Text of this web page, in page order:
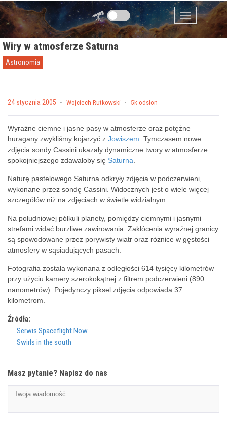
Przejdź do zawartości
Menu
Wiry w atmosferze Saturna
Astronomia
Posted on
24 stycznia 2005 by Wojciech Rutkowski 5k odsłon
Wyraźne ciemne i jasne pasy w atmosferze oraz potężne
huragany zwykliśmy kojarzyć z Jowiszem . Tymczasem nowe
zdjęcia sondy Cassini ukazały dynamiczne twory w atmosferze
spokojniejszego zdawałoby się Saturna
Naturę pastelowego Saturna odkryły zdjęcia w podczerwieni,
wykonane przez sondę Cassini. Widocznych jest o wiele więcej
szczegółów niż na zdjęciach w świetle widzialnym.
Na południowej półkuli planety, pomiędzy ciemnymi i jasnymi
strefami widać burzliwe zawirowania. Zakłócenia wyraźnej granicy
są spowodowane przez porywisty wiatr oraz różnice w gęstości
atmosfery w sąsiadujących pasach.
Fotografia została wykonana z odległości 614 tysięcy kilometrów
przy użyciu kamery szerokokątnej z filtrem podczerwieni (890
nanometrów). Pojedynczy piksel zdjęcia odpowiada 37
kilometrom.
Źródła:
Serwis Spaceflight Now
Swirls in the south
Masz pytanie? Napisz do nas